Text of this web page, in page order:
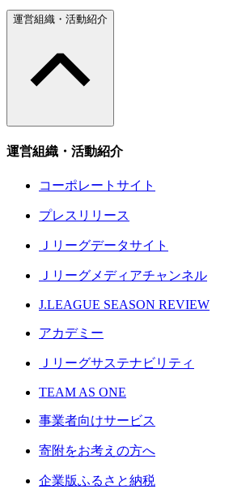
運営組織・活動紹介
運営組織・活動紹介
コーポレートサイト
プレスリリース
Ｊリーグデータサイト
Ｊリーグメディアチャンネル
J.LEAGUE SEASON REVIEW
アカデミー
Ｊリーグサステナビリティ
TEAM AS ONE
事業者向けサービス
寄附をお考えの方へ
企業版ふるさと納税